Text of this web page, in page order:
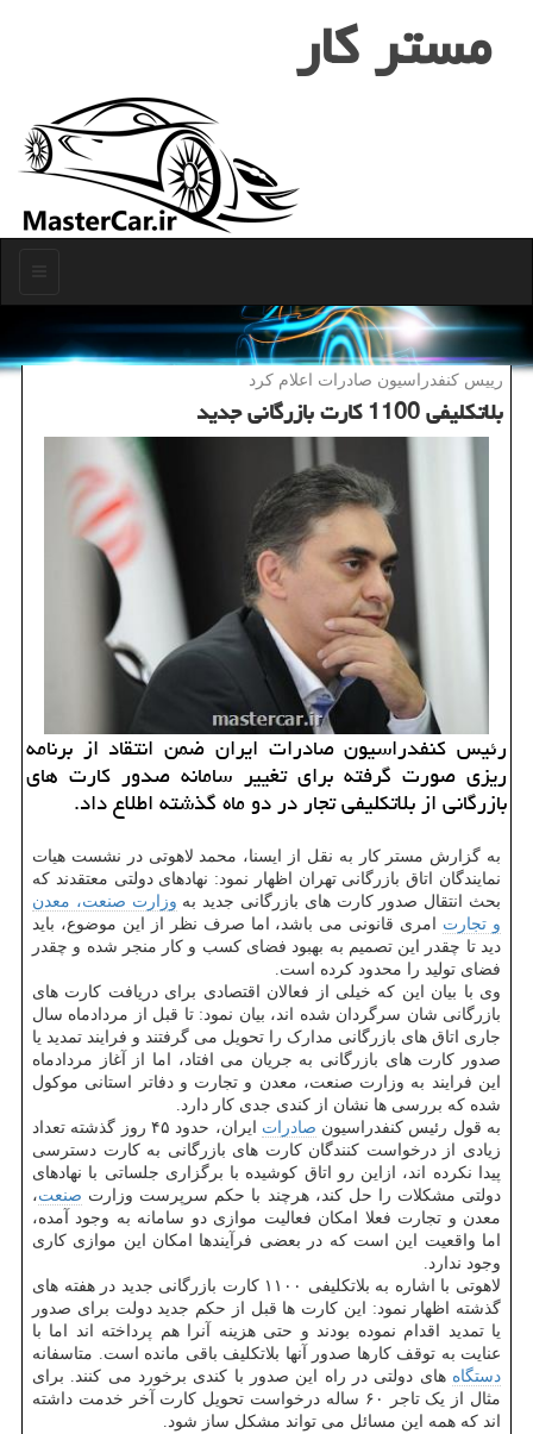
مستر كار
رییس كنفدراسیون صادرات اعلام كرد
بلاتكلیفی 1100 كارت بازرگانی جدید
رئیس كنفدراسیون صادرات ایران ضمن انتقاد از برنامه
ریزی صورت گرفته برای تغییر سامانه صدور كارت های
بازرگانی از بلاتكلیفی تجار در دو ماه گذشته اطلاع داد.
به گزارش مستر کار به نقل از ایسنا، محمد لاهوتی در نشست هیات
نمایندگان اتاق بازرگانی تهران اظهار نمود: نهادهای دولتی معتقدند که
بحث انتقال صدور کارت های بازرگانی جدید به وزارت صنعت، معدن
و تجارت امری قانونی می باشد، اما صرف نظر از این موضوع، باید
دید تا چقدر این تصمیم به بهبود فضای کسب و کار منجر شده و چقدر
فضای تولید را محدود کرده است.
وی با بیان این که خیلی از فعالان اقتصادی برای دریافت کارت های
بازرگانی شان سرگردان شده اند، بیان نمود: تا قبل از مردادماه سال
جاری اتاق های بازرگانی مدارک را تحویل می گرفتند و فرایند تمدید یا
صدور کارت های بازرگانی به جریان می افتاد، اما از آغاز مردادماه
این فرایند به وزارت صنعت، معدن و تجارت و دفاتر استانی موکول
شده که بررسی ها نشان از کندی جدی کار دارد.
به قول رئیس کنفدراسیون صادرات
ایران، حدود ۴۵ روز گذشته تعداد
زیادی از درخواست کنندگان کارت های بازرگانی به کارت دسترسی
پیدا نکرده اند، ازاین رو اتاق کوشیده با برگزاری جلساتی با نهادهای
دولتی مشکلات را حل کند، هرچند با حکم سرپرست وزارت صنعت،
معدن و تجارت فعلا امکان فعالیت موازی دو سامانه به وجود آمده،
اما واقعیت این است که در بعضی فرآیندها امکان این موازی کاری
وجود ندارد.
لاهوتی با اشاره به بلاتکلیفی ۱۱۰۰ کارت بازرگانی جدید در هفته های
گذشته اظهار نمود: این کارت ها قبل از حکم جدید دولت برای صدور
یا تمدید اقدام نموده بودند و حتی هزینه آنرا هم پرداخته اند اما با
عنایت به توقف کارها صدور آنها بلاتکلیف باقی مانده است. متاسفانه
دستگاه های دولتی در راه این صدور با کندی برخورد می کنند. برای
مثال از یک تاجر ۶۰ ساله درخواست تحویل کارت آخر خدمت داشته
اند که همه این مسائل می تواند مشکل ساز شود.